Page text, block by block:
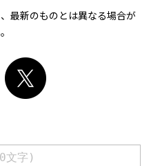
最新のものとは異なる場合が